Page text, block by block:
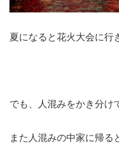
夏になると花火大会に行
でも、人混みをかき分け
また人混みの中家に帰る